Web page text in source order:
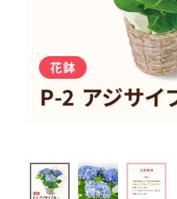
お問い合わ
会社概要
特定商取引
個人情報の